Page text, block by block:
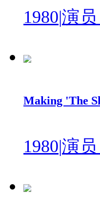
1980|演员
Making 'The
1980|演员